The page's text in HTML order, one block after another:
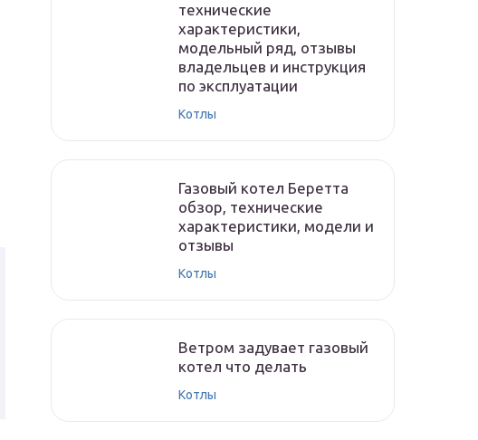
технические
характеристики,
модельный ряд, отзывы
владельцев и инструкция
по эксплуатации
Котлы
Газовый котел Беретта
обзор, технические
характеристики, модели и
отзывы
Котлы
Ветром задувает газовый
котел что делать
Котлы